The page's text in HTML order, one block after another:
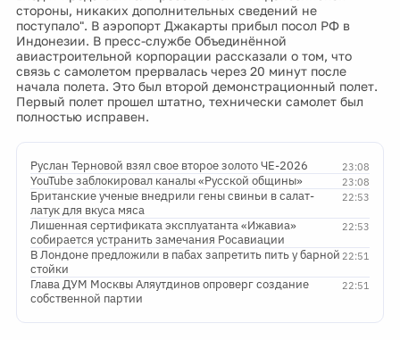
стороны, никаких дополнительных сведений не
поступало". В аэропорт Джакарты прибыл посол РФ в
Индонезии. В пресс-службе Объединённой
авиастроительной корпорации рассказали о том, что
связь с самолетом прервалась через 20 минут после
начала полета. Это был второй демонстрационный полет.
Первый полет прошел штатно, технически самолет был
полностью исправен.
23:08
Руслан Терновой взял свое второе золото ЧЕ-2026
23:08
YouTube заблокировал каналы «Русской общины»
22:53
Британские ученые внедрили гены свиньи в салат-
латук для вкуса мяса
22:53
Лишенная сертификата эксплуатанта «Ижавиа»
собирается устранить замечания Росавиации
22:51
В Лондоне предложили в пабах запретить пить у барной
стойки
22:51
Глава ДУМ Москвы Аляутдинов опроверг создание
собственной партии